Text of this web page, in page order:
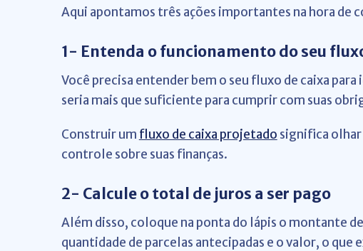
Aqui apontamos três ações importantes na hora de
1- Entenda o funcionamento do seu
Você precisa entender bem o seu fluxo de caixa
seria mais que suficiente para cumprir com suas
Construir um fluxo de caixa projetado significa olhar
controle sobre suas finanças.
2- Calcule o total de juros a ser pago
Além disso, coloque na ponta do lápis o montante
quantidade de parcelas antecipadas e o valor, o